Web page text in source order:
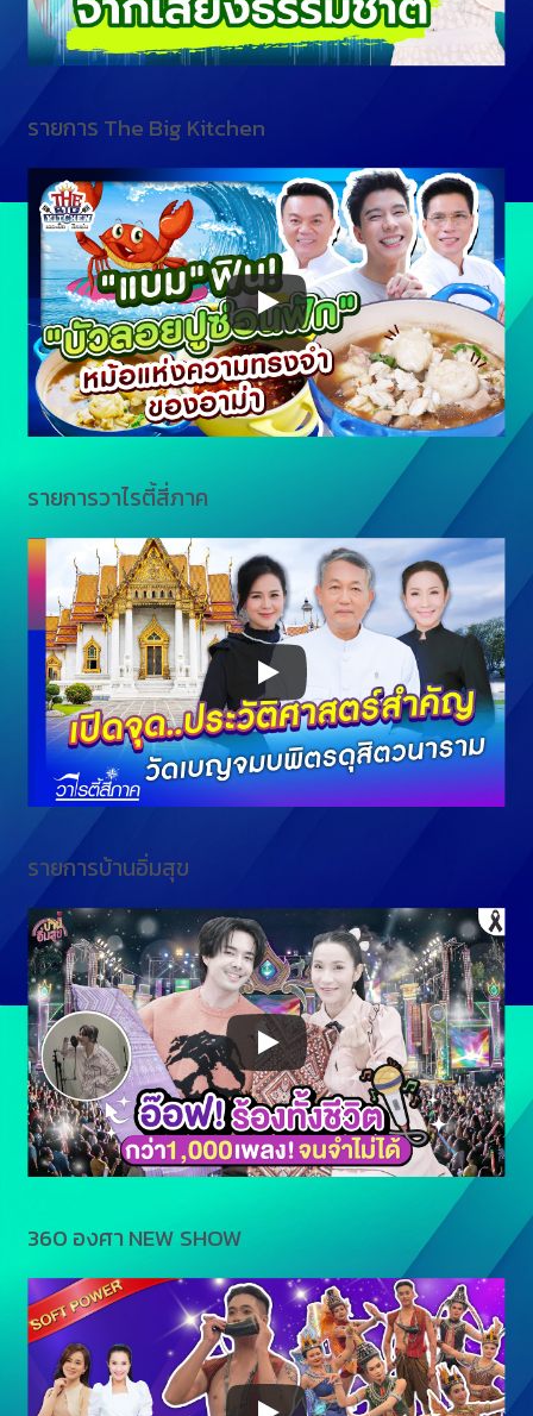
รายการ The Big Kitchen
รายการวาไรตี้สี่ภาค
รายการบ้านอิ่มสุข
360 องศา NEW SHOW